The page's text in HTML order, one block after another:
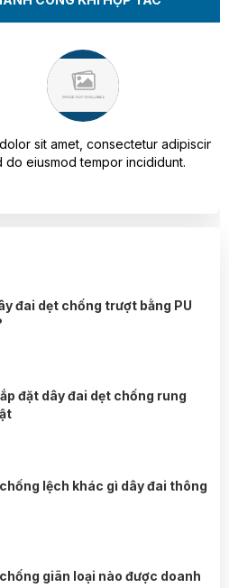
sản phẩm08/08/2026
08/08/2026
sản phẩm08/08/2026
sản phẩm
phẩm
phẩm
sản phẩm08/08/2026
sản phẩm
sản phẩm08/08/2026
phẩm
consectetur adipiscing elit,
tempor incididunt.
đai dẹt chống trượt bằng PU
đặt dây đai dẹt chống rung
lệch khác gì dây đai thông
giãn loại nào được doanh